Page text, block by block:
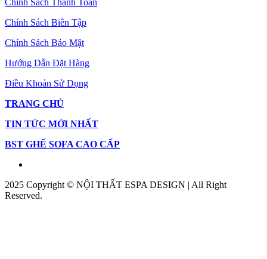
Chính Sách Thanh Toán
Chính Sách Biên Tập
Chính Sách Bảo Mật
Hướng Dẫn Đặt Hàng
Điều Khoản Sử Dụng
TRANG CHỦ
TIN TỨC MỚI NHẤT
BST GHẾ SOFA CAO CẤP
2025 Copyright © NỘI THẤT ESPA DESIGN | All Right
Reserved.